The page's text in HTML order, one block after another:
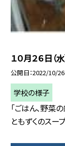
１０月２６日
公開日 2022/10/26
学校の様子
「ごはん、野菜
ともずくのスー